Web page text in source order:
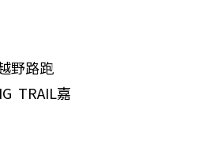
野路跑
TRAIL嘉